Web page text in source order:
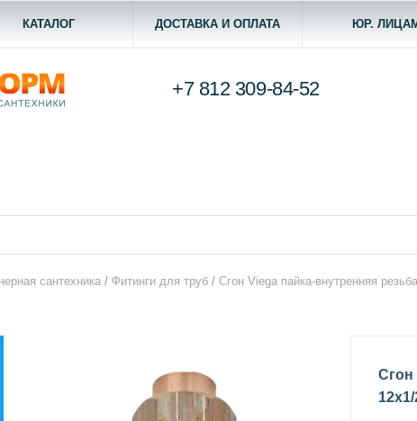
КАТАЛОГ ДОСТАВКА И ОПЛАТА ЮР.
+7 812 309-84-52
сантехника / Фитинги для труб / Сгон Viega пайка-внутренняя
Сгон